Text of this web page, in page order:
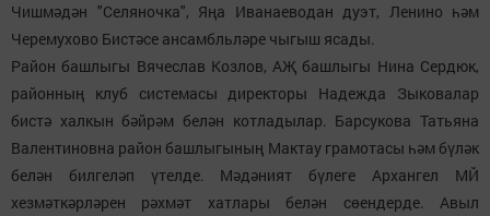
Чишмәдән "Селяночка", Яңа Иванаеводан дуэт, Ленино һәм
Черемухово Бистәсе ансамбльләре чыгыш ясады.
Район башлыгы Вячеслав Козлов, АҖ башлыгы Нина Сердюк,
районның клуб системасы директоры Надежда Зыковалар
бистә халкын бәйрәм белән котладылар. Барсукова Татьяна
Валентиновна район башлыгының Мактау грамотасы һәм бүләк
белән билгеләп үтелде. Мәдәният бүлеге Архангел МЙ
хезмәткәрләрен рәхмәт хатлары белән сөендерде. Авыл